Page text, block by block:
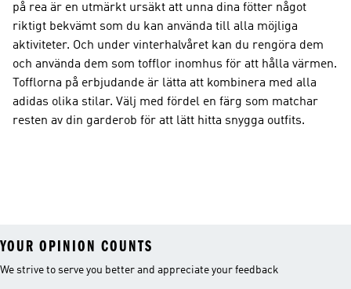
på rea är en utmärkt ursäkt att unna dina fötter något
riktigt bekvämt som du kan använda till alla möjliga
aktiviteter. Och under vinterhalvåret kan du rengöra dem
och använda dem som tofflor inomhus för att hålla värmen.
Tofflorna på erbjudande är lätta att kombinera med alla
adidas olika stilar. Välj med fördel en färg som matchar
resten av din garderob för att lätt hitta snygga outfits.
YOUR OPINION COUNTS
We strive to serve you better and appreciate your feedback